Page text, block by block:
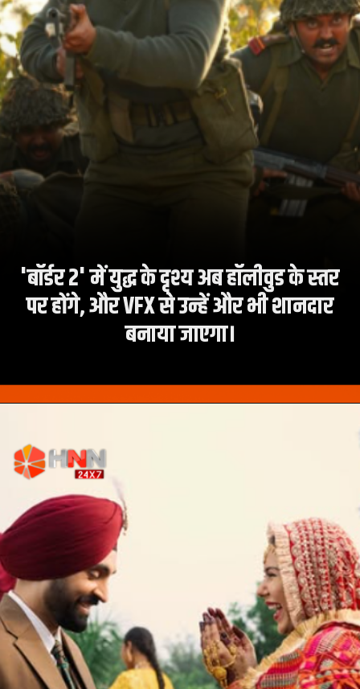
'बॉर्डर 2' में युद्ध के दृश्य अब हॉलीवुड के स्तर
पर होंगे, और VFX से उन्हें और भी शानदार
बनाया जाएगा।